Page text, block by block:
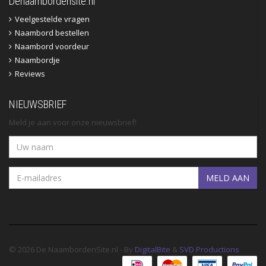
Veelgestelde vragen
Naambord bestellen
Naambord voordeur
Naambordje
Reviews
NIEUWSBRIEF
Meld je aan voor onze nieuwsbrief!
MELD AAN
© 2026 De NaambordenSite.nl - By DigitalBite & SVD Productions